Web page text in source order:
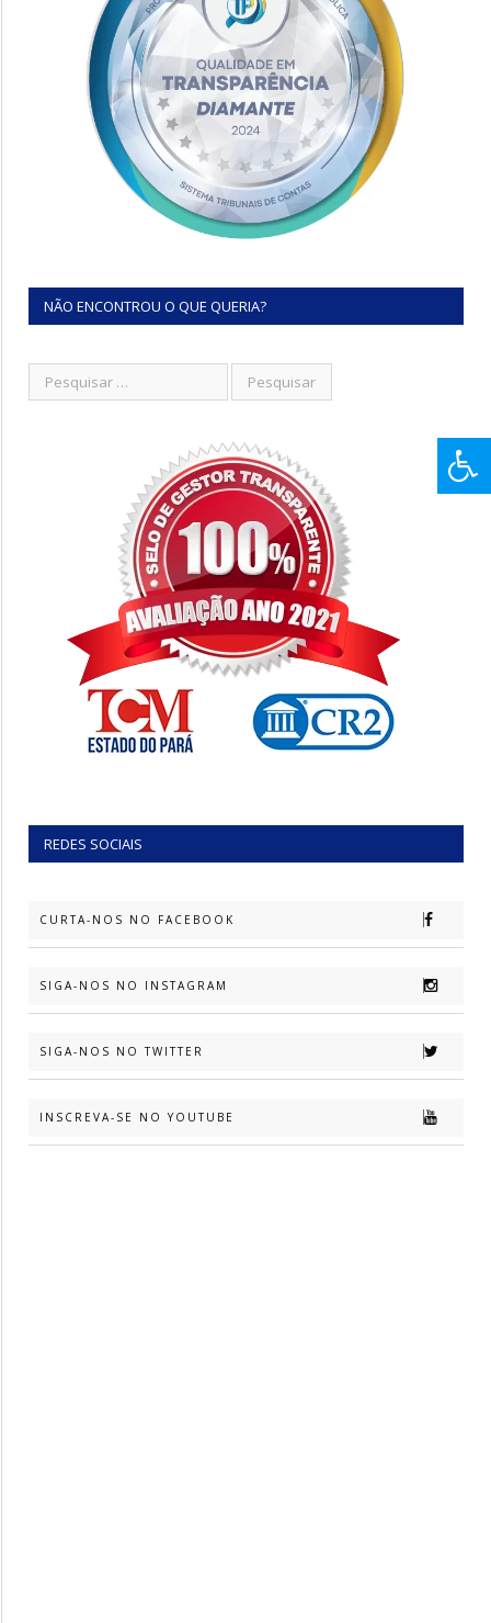
NÃO ENCONTROU O QUE QUERIA?
REDES SOCIAIS
CURTA-NOS NO FACEBOOK
SIGA-NOS NO INSTAGRAM
SIGA-NOS NO TWITTER
INSCREVA-SE NO YOUTUBE